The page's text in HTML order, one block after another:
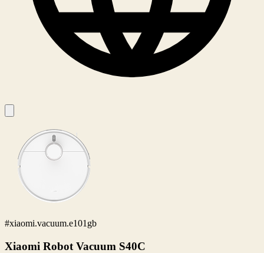
#xiaomi.vacuum.e101gb
Xiaomi Robot Vacuum S40C